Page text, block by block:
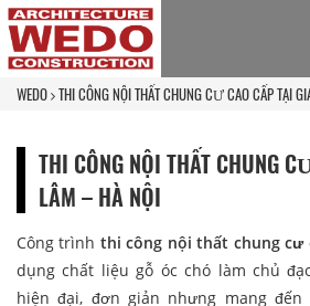
WEDO THI CÔNG NỘI THẤT CHUNG CƯ CAO CẤP TẠI
THI CÔNG NỘI THẤT CHUNG
LÂM – HÀ NỘI
Công trình thi công nội thất chung cư
dụng chất liệu gỗ óc chó làm chủ
hiện đại, đơn giản nhưng mang